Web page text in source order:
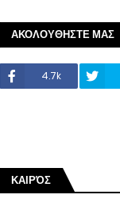
ΑΚΟΛΟΥΘΗΣΤΕ ΜΑΣ
4.7k
ΚΑΙΡΌΣ